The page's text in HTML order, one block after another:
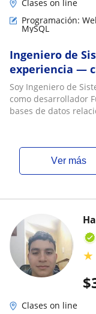
Clases on line
Programación:
MySQL
Ingeniero de
experiencia —
refuerzo
Soy Ingeniero de
como desarrollador
bases de datos
ver más
$
★
Clases on line